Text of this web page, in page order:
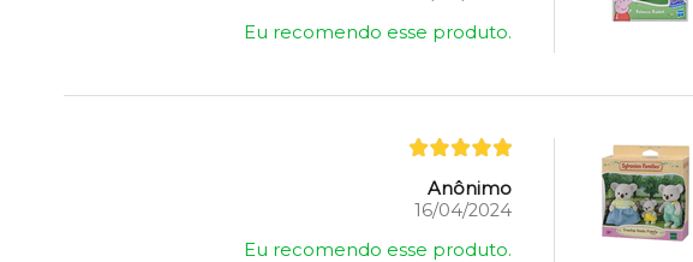
Eu recomendo esse produto.
Anônimo
16/04/2024
Eu recomendo esse produto.